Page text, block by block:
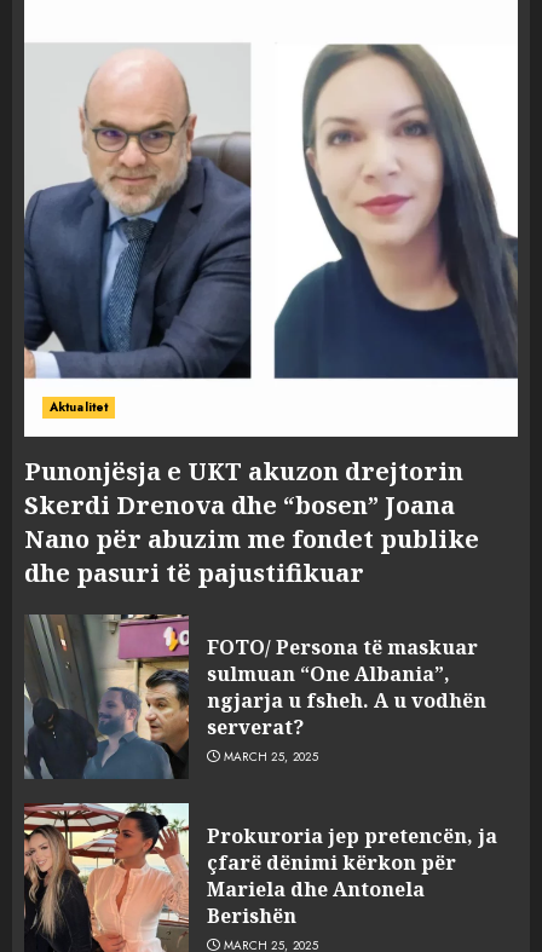
Aktualitet
Punonjësja e UKT akuzon drejtorin
Skerdi Drenova dhe “bosen” Joana
Nano për abuzim me fondet publike
dhe pasuri të pajustifikuar
FOTO/ Persona të maskuar
sulmuan “One Albania”,
ngjarja u fsheh. A u vodhën
serverat?
MARCH 25, 2025
Prokuroria jep pretencën, ja
çfarë dënimi kërkon për
Mariela dhe Antonela
Berishën
MARCH 25, 2025